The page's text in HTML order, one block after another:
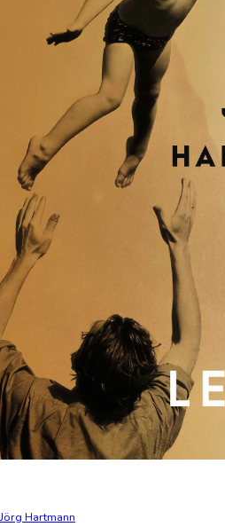
Jörg Hartmann